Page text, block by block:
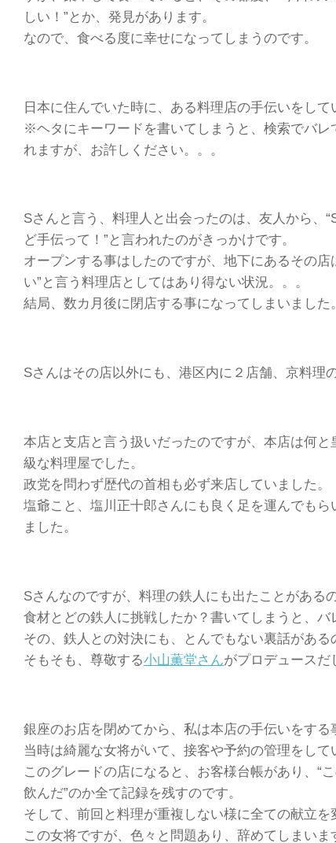
しい！”とか、発見があります。
なので、食べる度に幸せになってしまうのです。
日本に住んでいた時に、ある料理店の手伝いをして
※ヘタにキーワードを書いてしまうと、検索でバ
れますが、お許しください。。。
Sさんと言う、料理人と出会ったのは、友人から、
ど手伝って！”と言われたのがきっかけです。
オープンする事はしたのですが、地下にあるその
い”と言う料理店としてはあり得ない状況。。。
結局、数カ月後に閉店する事になってしまいました。
Sさんはその店以外にも、港区内に２店舗、京料理
本店と支店と言う扱いだったのですが、本店は何
級な料理屋でした。
政党を問わず歴代の首相も必ず来店していました。
塩爺こと、塩川正十郎さんにも良く足を運んでも
ました。
Sさんなのですが、料理の鉄人にも出たことがある
食材とどの鉄人に挑戦したか？書いてしまうと、バ
その、鉄人との対決にも、とんでもない裏話がある
そもそも、尊敬する小山薫堂さんがプロデュースだ
銀座のお店を閉めてから、私は本店の手伝いをする
当時は綺麗な女将がいて、接客や予約の管理をして
このグレードの店になると、お客様台帳があり、“
飲んだ”のか全て記録を残すのです。
そして、前回と料理が重複しない様に全ての献立を
この女将ですが、色々と問題あり、辞めてしまいま